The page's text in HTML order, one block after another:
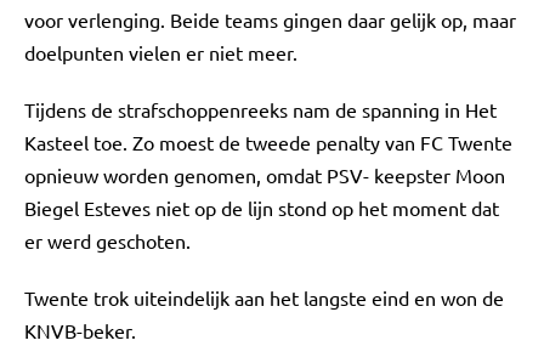
voor verlenging. Beide teams gingen daar gelijk op, maar
doelpunten vielen er niet meer.
Tijdens de strafschoppenreeks nam de spanning in Het
Kasteel toe. Zo moest de tweede penalty van FC Twente
opnieuw worden genomen, omdat PSV- keepster Moon
Biegel Esteves niet op de lijn stond op het moment dat
er werd geschoten.
Twente trok uiteindelijk aan het langste eind en won de
KNVB-beker.